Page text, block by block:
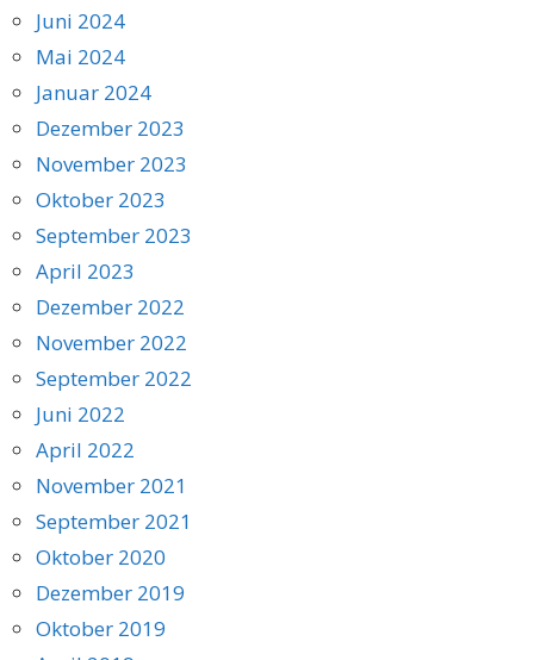
Juni 2024
Mai 2024
Januar 2024
Dezember 2023
November 2023
Oktober 2023
September 2023
April 2023
Dezember 2022
November 2022
September 2022
Juni 2022
April 2022
November 2021
September 2021
Oktober 2020
Dezember 2019
Oktober 2019